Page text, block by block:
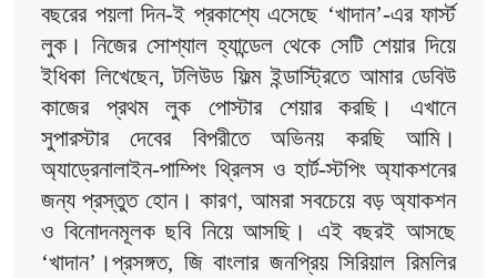
বছরের পয়লা দিন-ই প্রকাশ্যে এসেছে ‘খাদান’-এর ফার্স্ট
লুক। নিজের সোশ্যাল হ্যান্ডেল থেকে সেটি শেয়ার দিয়ে
ইধিকা লিখেছেন, টলিউড ফিল্ম ইন্ডাস্ট্রিতে আমার ডেবিউ
কাজের প্রথম লুক পোস্টার শেয়ার করছি। এখানে
সুপারস্টার দেবের বিপরীতে অভিনয় করছি আমি।
অ্যাড্রেনালাইন-পাম্পিং থ্রিলস ও হার্ট-স্টপিং অ্যাকশনের
জন্য প্রস্তুত হোন। কারণ, আমরা সবচেয়ে বড় অ্যাকশন
ও বিনোদনমূলক ছবি নিয়ে আসছি। এই বছরই আসছে
‘খাদান’।প্রসঙ্গত, জি বাংলার জনপ্রিয় সিরিয়াল রিমলির